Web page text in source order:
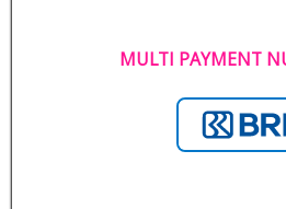
MULTI PAYMENT